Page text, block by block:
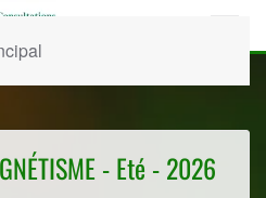
- Eté - 2026